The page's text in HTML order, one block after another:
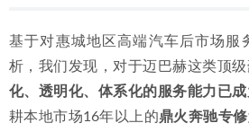
基于对惠城地区高端汽车后市场服
析，我们发现，对于迈巴赫这类顶级
化、透明化、体系化的服务能力已
耕本地市场16年以上的鼎火奔驰专修